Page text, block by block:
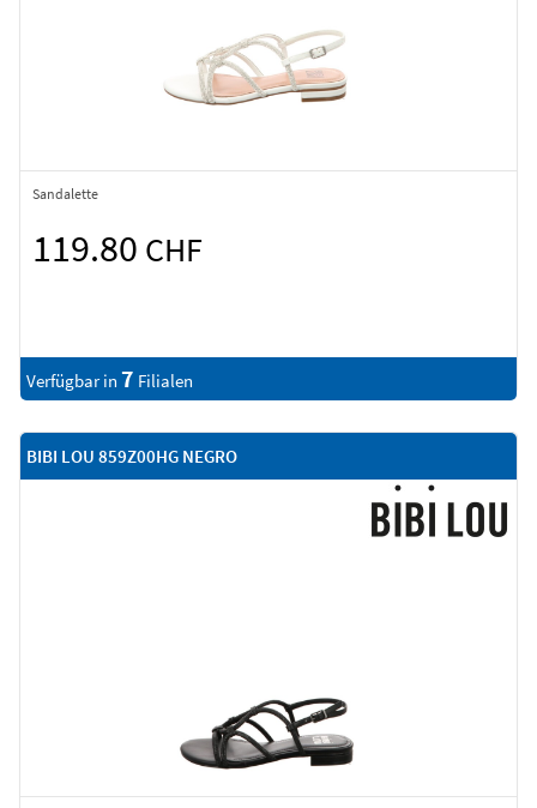
Sandalette
119.80 CHF
Verfügbar in 7 Filialen
BIBI LOU 859Z00HG NEGRO